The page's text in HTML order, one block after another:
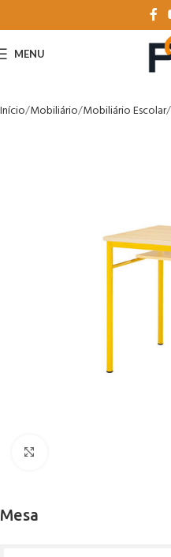
MENU
Início Mobiliário Mobiliário Escolar
Mesa